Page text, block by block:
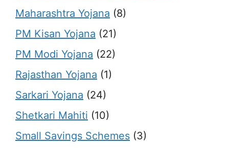
Maharashtra Yojana (8)
PM Kisan Yojana (21)
PM Modi Yojana (22)
Rajasthan Yojana (1)
Sarkari Yojana (24)
Shetkari Mahiti (10)
Small Savings Schemes (3)